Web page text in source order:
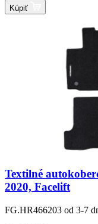
Kúpiť
Textilné
2020, Facelift
FG.HR466203 od 3-7